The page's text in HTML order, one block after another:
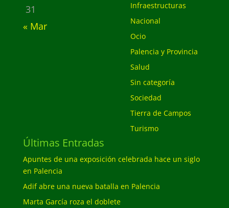
31
« Mar
Infraestructuras
Nacional
Ocio
Palencia y Provincia
Salud
Sin categoría
Sociedad
Tierra de Campos
Turismo
Últimas Entradas
Apuntes de una exposición celebrada hace un siglo
en Palencia
Adif abre una nueva batalla en Palencia
Marta García roza el doblete